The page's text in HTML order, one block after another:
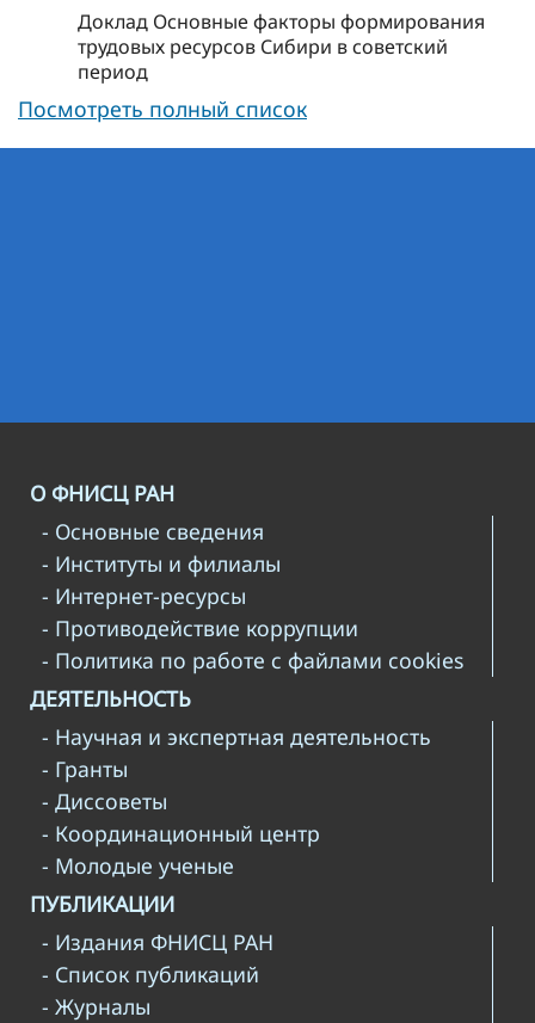
Доклад Основные факторы формирования
трудовых ресурсов Сибири в советский
период
Посмотреть полный список
О ФНИСЦ РАН
- Основные сведения
- Институты и филиалы
- Интернет-ресурсы
- Противодействие коррупции
- Политика по работе с файлами cookies
ДЕЯТЕЛЬНОСТЬ
- Научная и экспертная деятельность
- Гранты
- Диссоветы
- Координационный центр
- Молодые ученые
ПУБЛИКАЦИИ
- Издания ФНИСЦ РАН
- Список публикаций
- Журналы